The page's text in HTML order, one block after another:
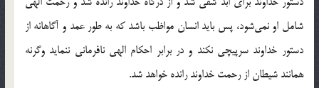
شامل او نمي‎شود، پس بايد انسان مواظب باشد كه به طور عمد و آگاهانه از
دستور خداوند سرپيچي نكند و در برابر احكام الهي نافرماني ننمايد وگرنه
همانند شيطان از رحمت خداوند رانده خواهد شد.